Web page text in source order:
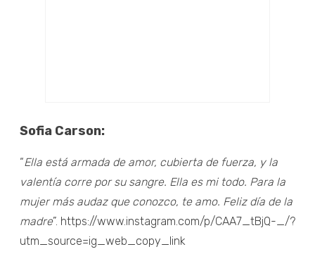
Sofia Carson:
“Ella está armada de amor, cubierta de fuerza, y la
valentía corre por su sangre. Ella es mi todo. Para la
mujer más audaz que conozco, te amo. Feliz día de la
madre”. https://www.instagram.com/p/CAA7_tBjQ-_/?
utm_source=ig_web_copy_link